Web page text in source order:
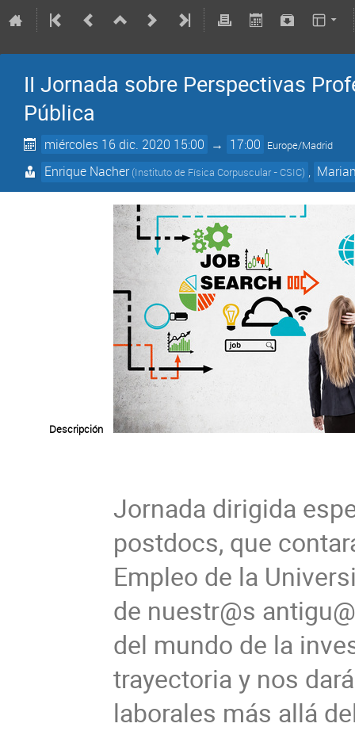
II Jornada sobre Perspectivas
Pública
miércoles 16 dic. 2020 15:00 → 17:00 Europe/Madrid
Enrique Nacher(Instituto de Física Corpuscular - CSIC) ,
Descripción
Jornada dirigida
postdocs, que
Empleo de la
de nuestr@s
del mundo de la
trayectoria y nos
laborales más allá